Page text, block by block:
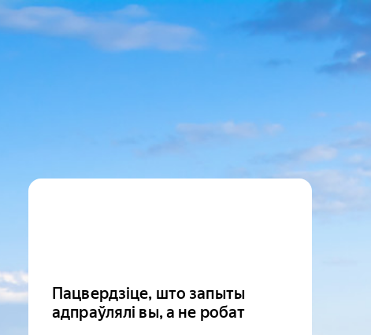
Пацвердзіце, што запыты
адпраўлялі вы, а не робат